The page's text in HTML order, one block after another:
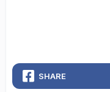
SHARE